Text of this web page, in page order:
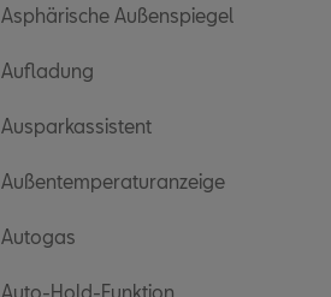
Asphärische Außenspiegel
Aufladung
Ausparkassistent
Außentemperaturanzeige
Autogas
Auto-Hold-Funktion